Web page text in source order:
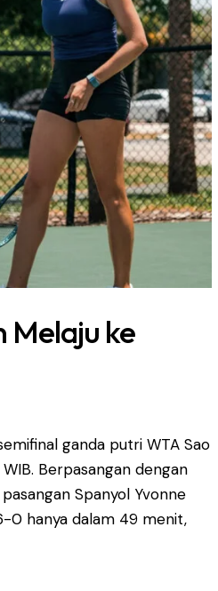
Melaju ke
ganda putri WTA Sao
Berpasangan dengan
Spanyol Yvonne
0 hanya dalam 49 menit,